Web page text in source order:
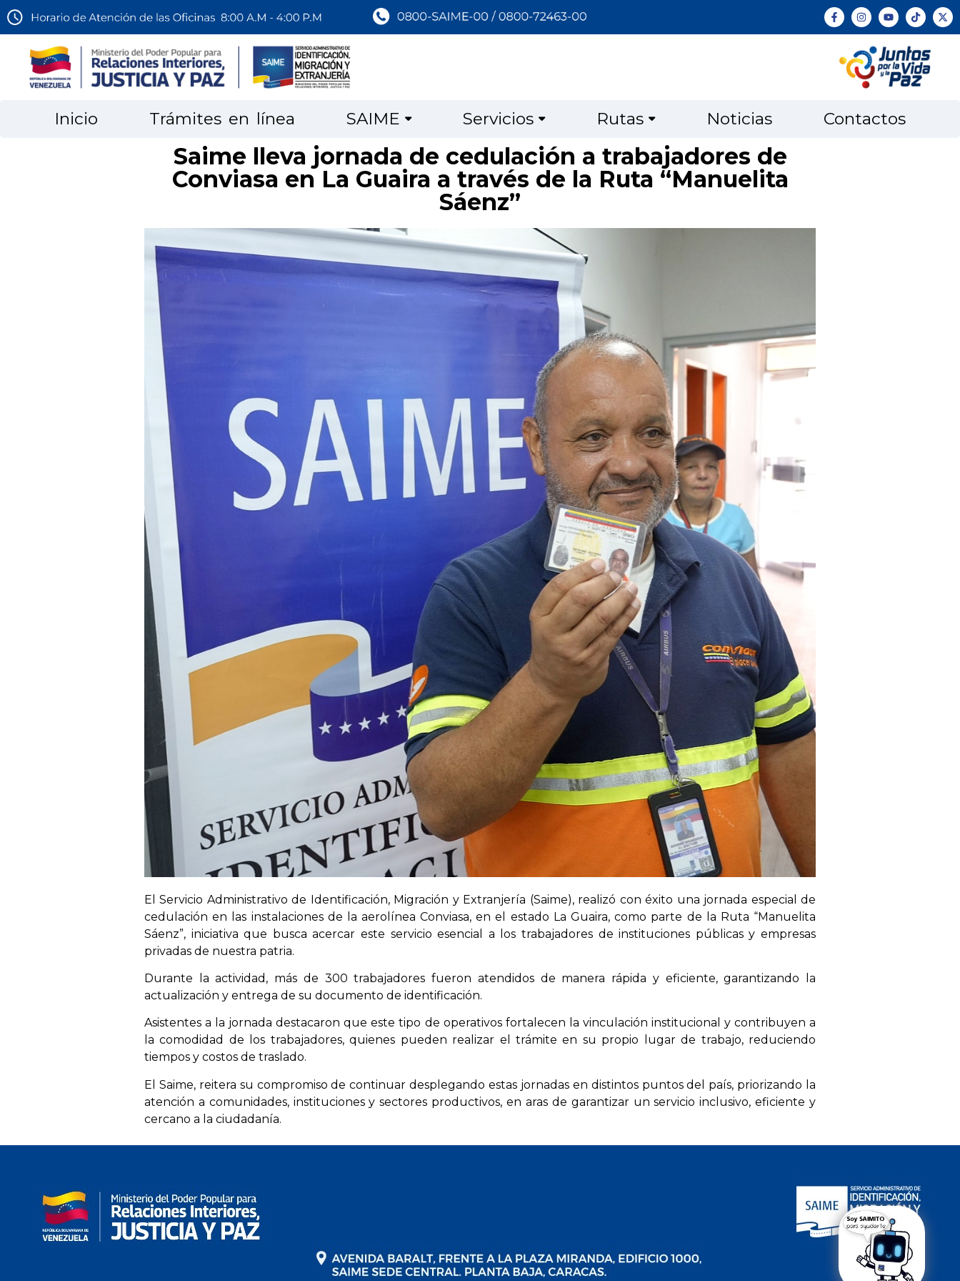
Inicio Trámites en línea SAIME Servicios Rutas Noticias Contactos
Saime lleva jornada de cedulación a trabajadores de
Conviasa en La Guaira a través de la Ruta “Manuelita
Sáenz”
El Servicio Administrativo de Identificación, Migración y Extranjería (Saime), realizó con éxito una jornada especial de
cedulación en las instalaciones de la aerolínea Conviasa, en el estado La Guaira, como parte de la Ruta “Manuelita
Sáenz”, iniciativa que busca acercar este servicio esencial a los trabajadores de instituciones públicas y empresas
privadas de nuestra patria.
Durante la actividad, más de 300 trabajadores fueron atendidos de manera rápida y eficiente, garantizando la
actualización y entrega de su documento de identificación.
Asistentes a la jornada destacaron que este tipo de operativos fortalecen la vinculación institucional y contribuyen a
la comodidad de los trabajadores, quienes pueden realizar el trámite en su propio lugar de trabajo, reduciendo
tiempos y costos de traslado.
El Saime, reitera su compromiso de continuar desplegando estas jornadas en distintos puntos del país, priorizando la
atención a comunidades, instituciones y sectores productivos, en aras de garantizar un servicio inclusivo, eficiente y
cercano a la ciudadanía.